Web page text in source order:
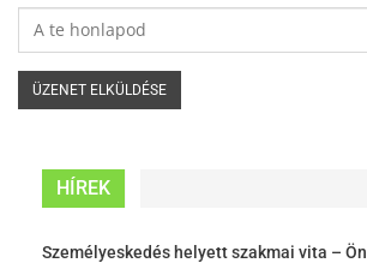
HÍREK
Személyeskedés helyett szakmai vita – Ön